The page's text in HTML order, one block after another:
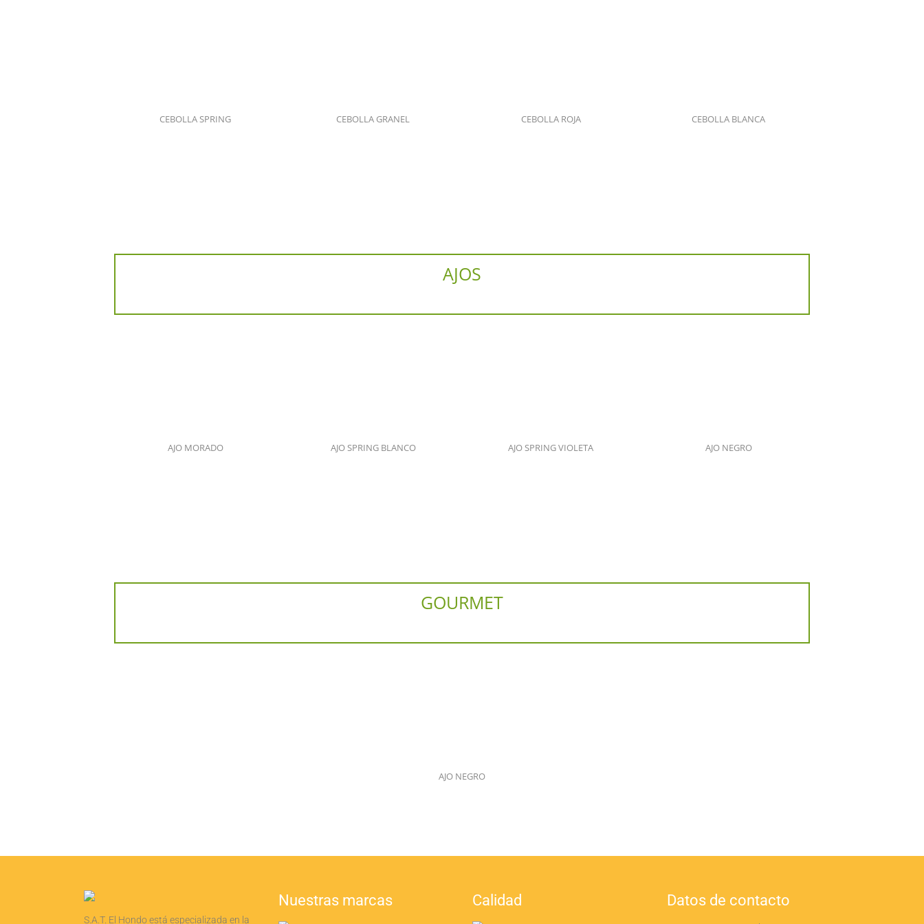
CEBOLLA SPRING CEBOLLA GRANEL CEBOLLA ROJA CEBOLLA BLANCA
AJOS
AJO MORADO AJO SPRING BLANCO AJO SPRING VIOLETA AJO NEGRO
GOURMET
AJO NEGRO
S.A.T. El Hondo está especializada en la
Nuestras marcas Calidad Datos de contacto